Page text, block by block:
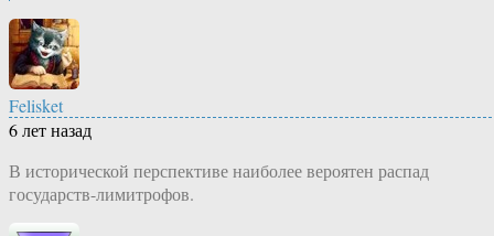
Felisket
6 лет назад
В исторической перспективе наиболее вероятен распад
государств-лимитрофов.